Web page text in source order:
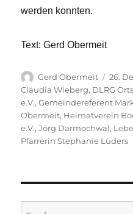
werden konnten.
Text: Gerd Obermeit
Autor
Gerd Obermeit
am
26.
Claudia Wieberg, DLRG
e.V.,Gemeindereferent
Obermeit, Heimatverein
e.V.,Jörg Darmochwal,
Pfarrerin Stephanie Lüders